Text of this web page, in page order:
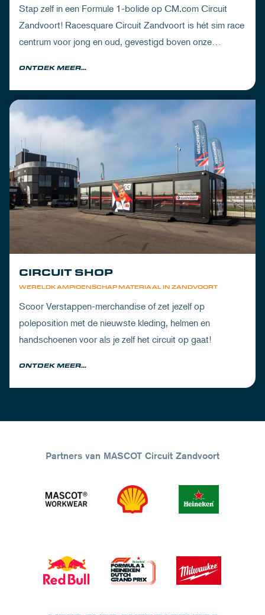
Stap zelf in een Formule 1-bolide op CM.com Circuit
Zandvoort! Racesquare Circuit Zandvoort is hét sim race
centrum voor jong en oud, gevestigd boven onze
ONTDEK MEER...
WERELDKAMPIOENSCHAP MATERIAAL IN ZANDVOORT
CIRCUIT SHOP
Scoor Verstappen-merchandise of zet jezelf op
poleposition met de nieuwste kleding, helmen en
handschoenen voor als je zelf het circuit op gaat!
ONTDEK MEER...
Partners van MASCOT Circuit Zandvoort